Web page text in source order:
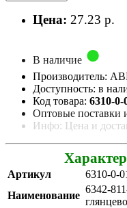
Цена: 27.23 р.
В наличие
Производитель:
Доступность: в
Код товара: 6310-0-
Оптовые поставки
Инфо: Цена и
Артикул
6310-0-
Наименование
6342-